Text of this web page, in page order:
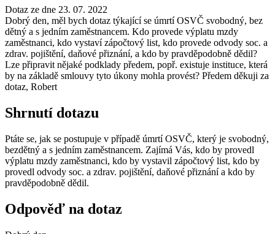
Dotaz ze dne 23. 07. 2022
Dobrý den, měl bych dotaz týkající se úmrtí OSVČ svobodný, bez
dětný a s jedním zaměstnancem. Kdo provede výplatu mzdy
zaměstnanci, kdo vystaví zápočtový list, kdo provede odvody soc. a
zdrav. pojištění, daňové přiznání, a kdo by pravděpodobně dědil?
Lze připravit nějaké podklady předem, popř. existuje instituce, která
by na základě smlouvy tyto úkony mohla provést? Předem děkuji za
dotaz, Robert
Shrnutí dotazu
Ptáte se, jak se postupuje v případě úmrtí OSVČ, který je svobodný,
bezdětný a s jedním zaměstnancem. Zajímá Vás, kdo by provedl
výplatu mzdy zaměstnanci, kdo by vystavil zápočtový list, kdo by
provedl odvody soc. a zdrav. pojištění, daňové přiznání a kdo by
pravděpodobně dědil.
Odpověď na dotaz